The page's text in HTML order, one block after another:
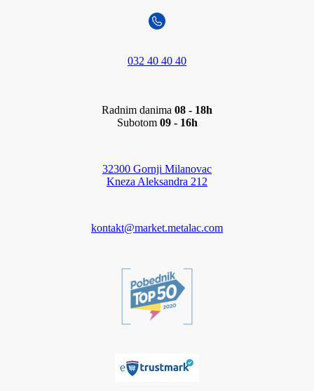
032 40 40 40
Radnim danima 08 - 18h
Subotom 09 - 16h
32300 Gornji Milanovac
Kneza Aleksandra 212
kontakt@market.metalac.com